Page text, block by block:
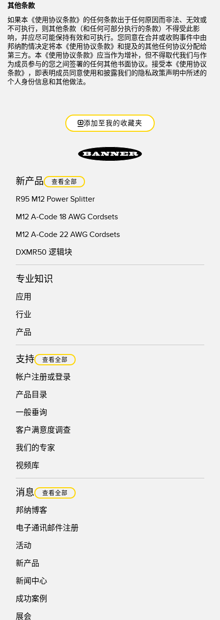
其他条款
如果本《使用协议条款》的任何条款出于任何原因而非法、无效或
不可执行，则其他条款（和任何可部分执行的条款）不得受此影
响，并应尽可能保持有效和可执行。您同意在合并或收购事件中由
邦纳酌情决定将本《使用协议条款》和提及的其他任何协议分配给
第三方。本《使用协议条款》应当作为增补，但不得取代我们与作
为成员参与的您之间签署的任何其他书面协议。接受本《使用协议
条款》，即表明成员同意使用和披露我们的隐私政策声明中所述的
个人身份信息和其他做法。
添加至我的收藏夹
新产品 查看全部
R95 M12 Power Splitter
M12 A-Code 18 AWG Cordsets
M12 A-Code 22 AWG Cordsets
DXMR50 逻辑块
专业知识
应用
行业
产品
支持 查看全部
帐户注册或登录
产品目录
一般垂询
客户满意度调查
我们的专家
视频库
消息 查看全部
邦纳博客
电子通讯邮件注册
活动
新产品
新闻中心
成功案例
展会